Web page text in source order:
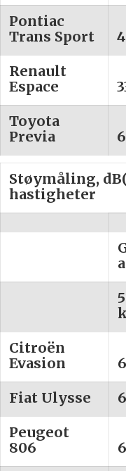
Pontiac
Trans Sport
Renault
Espace
Toyota
Previa
Støymåling,
hastigheter
Citroën
Evasion
Fiat Ulysse
Peugeot
806